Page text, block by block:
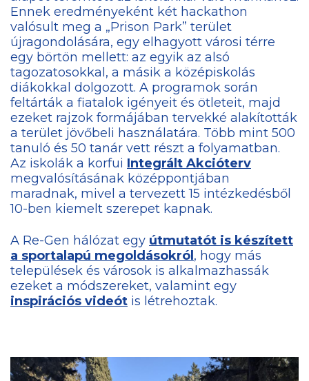
Ennek eredményeként két hackathon
valósult meg a „Prison Park” terület
újragondolására, egy elhagyott városi térre
egy börtön mellett: az egyik az alsó
tagozatosokkal, a másik a középiskolás
diákokkal dolgozott. A programok során
feltárták a fiatalok igényeit és ötleteit, majd
ezeket rajzok formájában tervekké alakították
a terület jövőbeli használatára. Több mint 500
tanuló és 50 tanár vett részt a folyamatban.
Az iskolák a korfui Integrált Akcióterv
megvalósításának középpontjában
maradnak, mivel a tervezett 15 intézkedésből
10-ben kiemelt szerepet kapnak.
A Re-Gen hálózat egy útmutatót is készített
a sportalapú megoldásokról , hogy más
települések és városok is alkalmazhassák
ezeket a módszereket, valamint egy
inspirációs videót is létrehoztak.